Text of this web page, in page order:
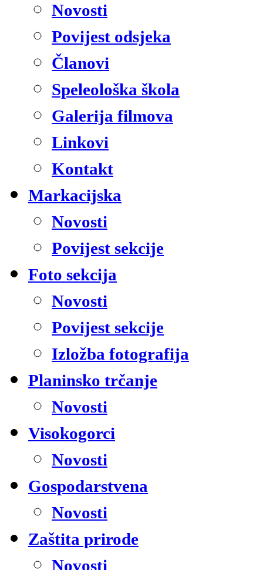
Novosti
Povijest odsjeka
Članovi
Speleološka škola
Galerija filmova
Linkovi
Kontakt
Markacijska
Novosti
Povijest sekcije
Foto sekcija
Novosti
Povijest sekcije
Izložba fotografija
Planinsko trčanje
Novosti
Visokogorci
Novosti
Gospodarstvena
Novosti
Zaštita prirode
Novosti